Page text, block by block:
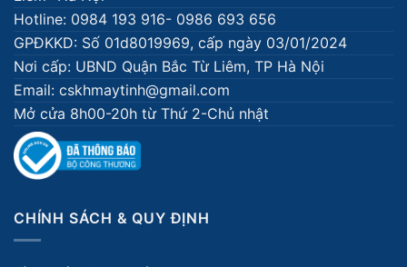
Hotline: 0984 193 916- 0986 693 656
GPĐKKD: Số 01d8019969, cấp ngày 03/01/2024
Nơi cấp: UBND Quận Bắc Từ Liêm, TP Hà Nội
Email: cskhmaytinh@gmail.com
Mở cửa 8h00-20h từ Thứ 2-Chủ nhật
CHÍNH SÁCH & QUY ĐỊNH